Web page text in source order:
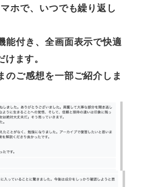
ホで、いつでも繰り返し
能付き、全画面表示で快適
ます。
のご感想を一部ご紹介しま